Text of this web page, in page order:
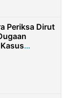
Periksa Dirut
Rp2,58